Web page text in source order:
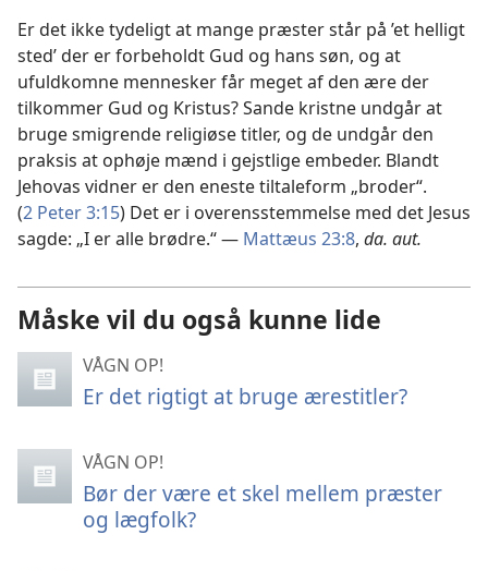
Er det ikke tydeligt at mange præster står på ’et helligt
sted’ der er forbeholdt Gud og hans søn, og at
ufuldkomne mennesker får meget af den ære der
tilkommer Gud og Kristus? Sande kristne undgår at
bruge smigrende religiøse titler, og de undgår den
praksis at ophøje mænd i gejstlige embeder. Blandt
Jehovas vidner er den eneste tiltaleform „broder“.
(2 Peter 3:15) Det er i overensstemmelse med det Jesus
sagde: „I er alle brødre.“ — Mattæus 23:8, da. aut.
Måske vil du også kunne lide
VÅGN OP!
Er det rigtigt at bruge ærestitler?
VÅGN OP!
Bør der være et skel mellem præster
og lægfolk?